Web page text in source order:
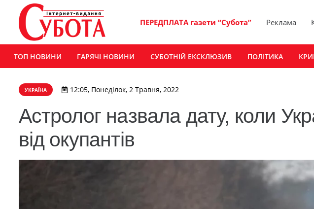
ПЕРЕДПЛАТА газети “Субота” Реклама
ТОП НОВИНИ ГАРЯЧІ НОВИНИ СУБОТНІЙ ЕКСКЛЮЗИВ ПОЛІТИКА
УКРАЇНА 12:05, Понеділок, 2 Травня, 2022
Астролог назвала дату, коли
від окупантів